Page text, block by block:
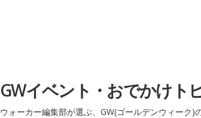
GWイベント・おでかけト
ウォーカー編集部が選ぶ、GW(ゴールデンウィーク)